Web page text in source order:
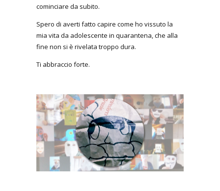
cominciare da subito.
Spero di averti fatto capire come ho vissuto la
mia vita da adolescente in quarantena, che alla
fine non si è rivelata troppo dura.
Ti abbraccio forte.